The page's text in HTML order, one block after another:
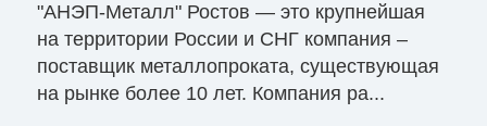
"АНЭП-Металл" Ростов — это крупнейшая
на территории России и СНГ компания –
поставщик металлопроката, существующая
на рынке более 10 лет. Компания ра...